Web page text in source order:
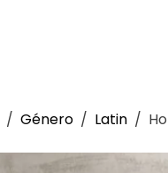
Género Latin